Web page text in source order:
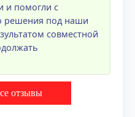
и помогли с
решения под наши
совместной
отзывы